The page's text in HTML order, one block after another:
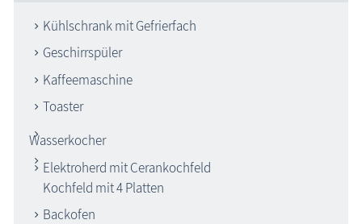
Kühlschrank mit Gefrierfach
Geschirrspüler
Kaffeemaschine
Toaster
Wasserkocher
Elektroherd mit Cerankochfeld
Kochfeld mit 4 Platten
Backofen